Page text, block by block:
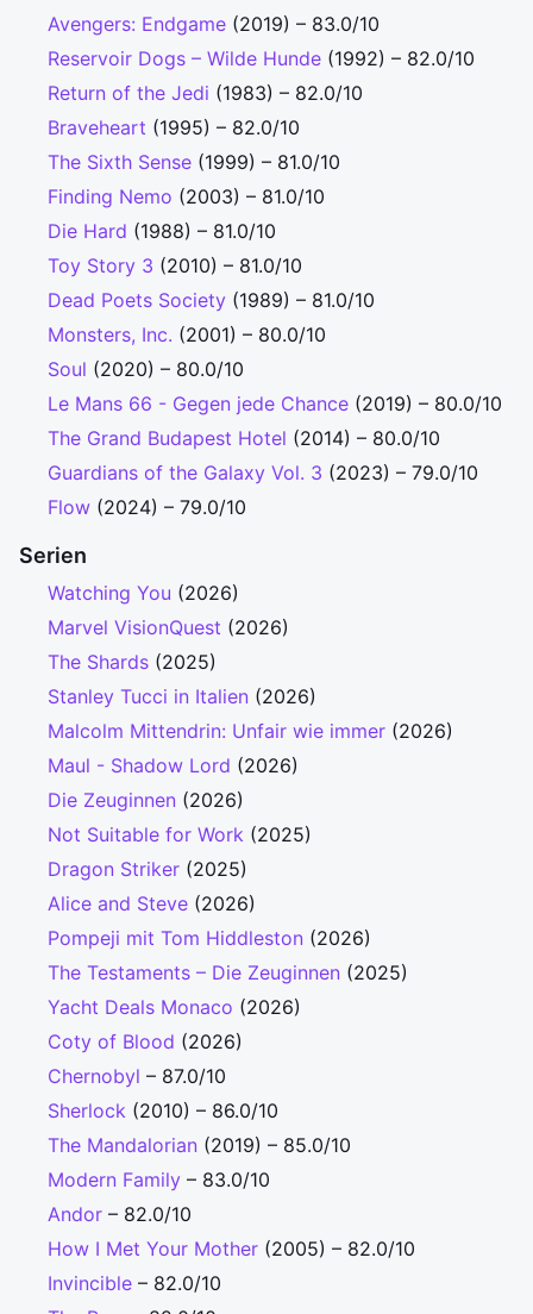
Avengers: Endgame (2019) – 83.0/10
Reservoir Dogs – Wilde Hunde (1992) – 82.0/10
Return of the Jedi (1983) – 82.0/10
Braveheart (1995) – 82.0/10
The Sixth Sense (1999) – 81.0/10
Finding Nemo (2003) – 81.0/10
Die Hard (1988) – 81.0/10
Toy Story 3 (2010) – 81.0/10
Dead Poets Society (1989) – 81.0/10
Monsters, Inc. (2001) – 80.0/10
Soul (2020) – 80.0/10
Le Mans 66 - Gegen jede Chance (2019) – 80.0/10
The Grand Budapest Hotel (2014) – 80.0/10
Guardians of the Galaxy Vol. 3 (2023) – 79.0/10
Flow (2024) – 79.0/10
Serien
Watching You (2026)
Marvel VisionQuest (2026)
The Shards (2025)
Stanley Tucci in Italien (2026)
Malcolm Mittendrin: Unfair wie immer (2026)
Maul - Shadow Lord (2026)
Die Zeuginnen (2026)
Not Suitable for Work (2025)
Dragon Striker (2025)
Alice and Steve (2026)
Pompeji mit Tom Hiddleston (2026)
The Testaments – Die Zeuginnen (2025)
Yacht Deals Monaco (2026)
Coty of Blood (2026)
Chernobyl – 87.0/10
Sherlock (2010) – 86.0/10
The Mandalorian (2019) – 85.0/10
Modern Family – 83.0/10
Andor – 82.0/10
How I Met Your Mother (2005) – 82.0/10
Invincible – 82.0/10